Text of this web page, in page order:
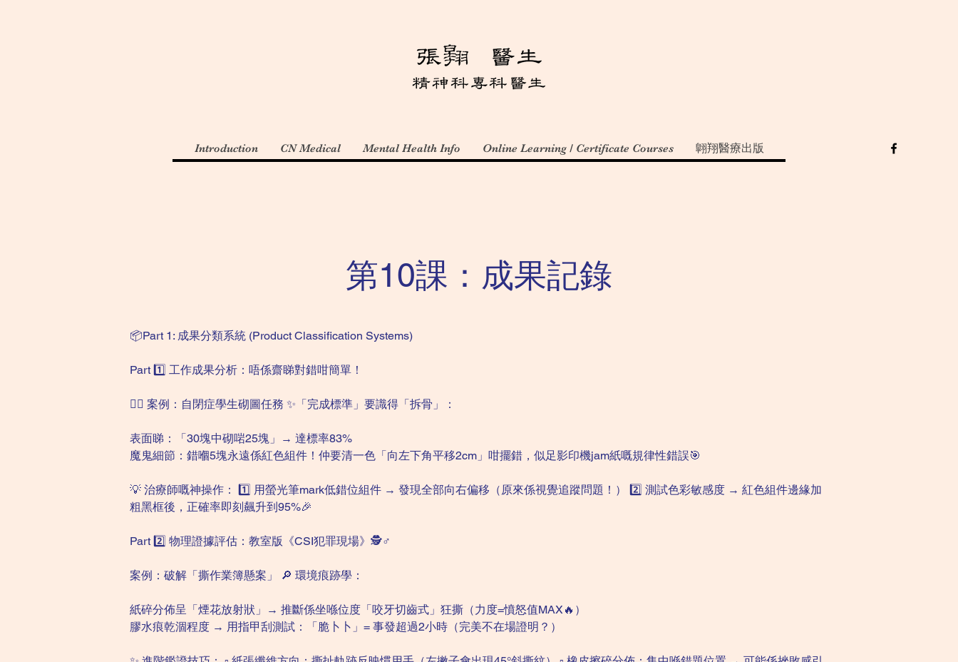
Introduction CN Medical Mental Health Info Online Learning / Certificate Courses 翺翔醫療出版
第10課：成果記錄
📦Part 1: 成果分類系統 (Product Classification Systems)
Part 1️⃣ 工作成果分析：唔係齋睇對錯咁簡單！
👉🏻 案例：自閉症學生砌圖任務 ✨「完成標準」要識得「拆骨」：
表面睇：「30塊中砌啱25塊」→ 達標率83%
魔鬼細節：錯嗰5塊永遠係紅色組件！仲要清一色「向左下角平移2cm」咁擺錯，似足影印機jam紙嘅規律性錯誤🎯
💡 治療師嘅神操作： 1️⃣ 用螢光筆mark低錯位組件 → 發現全部向右偏移（原來係視覺追蹤問題！） 2️⃣ 測試色彩敏感度 → 紅色組件邊緣加
粗黑框後，正確率即刻飆升到95%🎉
Part 2️⃣ 物理證據評估：教室版《CSI犯罪現場》🕵️♂️
案例：破解「撕作業簿懸案」 🔎 環境痕跡學：
紙碎分佈呈「煙花放射狀」→ 推斷係坐喺位度「咬牙切齒式」狂撕（力度=憤怒值MAX🔥）
膠水痕乾涸程度 → 用指甲刮測試：「脆卜卜」= 事發超過2小時（完美不在場證明？）